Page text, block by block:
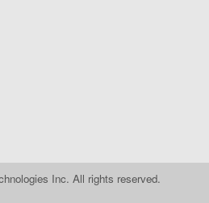
Inc. All rights reserved.